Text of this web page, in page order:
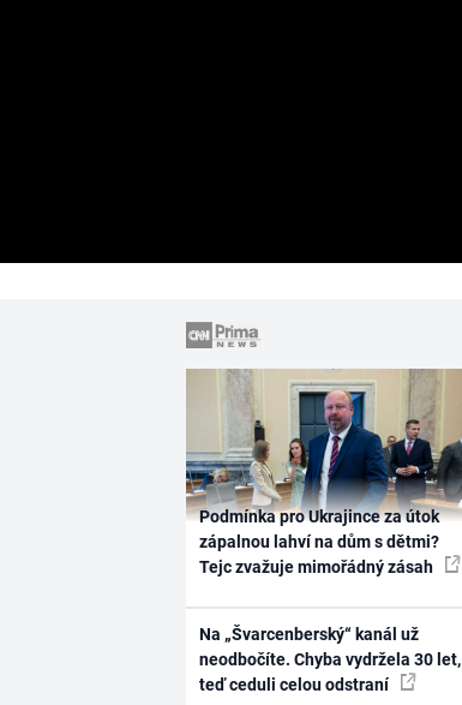
Podmínka pro Ukrajince za útok
zápalnou lahví na dům s dětmi?
Tejc zvažuje mimořádný zásah
Na „Švarcenberský“ kanál už
neodbočíte. Chyba vydržela 30 let,
teď ceduli celou odstraní